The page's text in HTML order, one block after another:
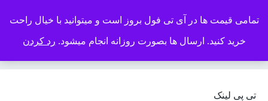
تمامی قیمت ها در آی تی فول بروز است و میتوانید با خیال راحت
خرید کنید. ارسال ها بصورت روزانه انجام میشود. رد کردن
تی پی لینک